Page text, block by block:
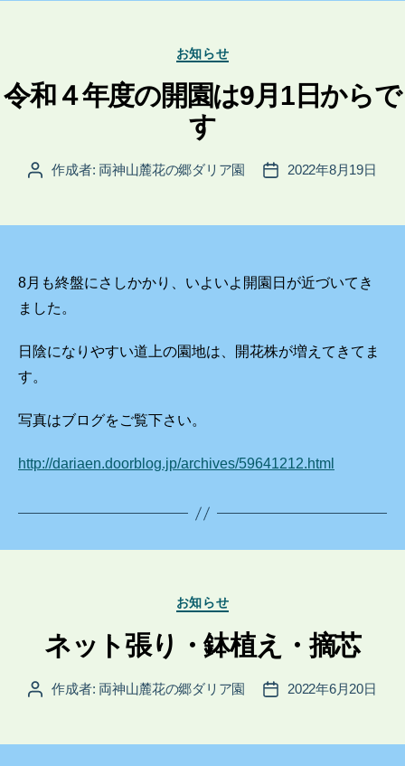
カ
テ
ゴ
リ
ー
お知らせ
令和４年度の開園は9月1日からで
す
投
作成者: 両神山麓花の郷ダリア園
投
2022年8月19日
8月も終盤にさしかかり、いよいよ開園日が近づいてき
ました。
日陰になりやすい道上の園地は、開花株が増えてきてま
す。
写真はブログをご覧下さい。
http://dariaen.doorblog.jp/archives/59641212.html
カ
テ
ゴ
リ
お知らせ
ネット張り・鉢植え・摘芯
投
作成者: 両神山麓花の郷ダリア園
投
2022年6月20日